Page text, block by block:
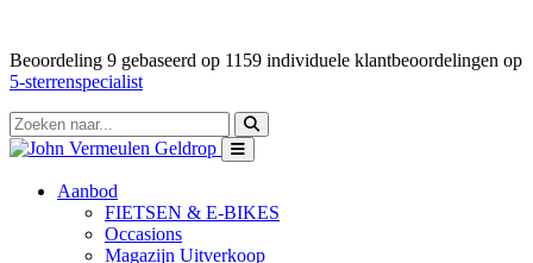
Beoordeling 9 gebaseerd op 1159 individuele klantbeoordelingen op
5-sterrenspecialist
Aanbod
FIETSEN & E-BIKES
Occasions
Magazijn Uitverkoop